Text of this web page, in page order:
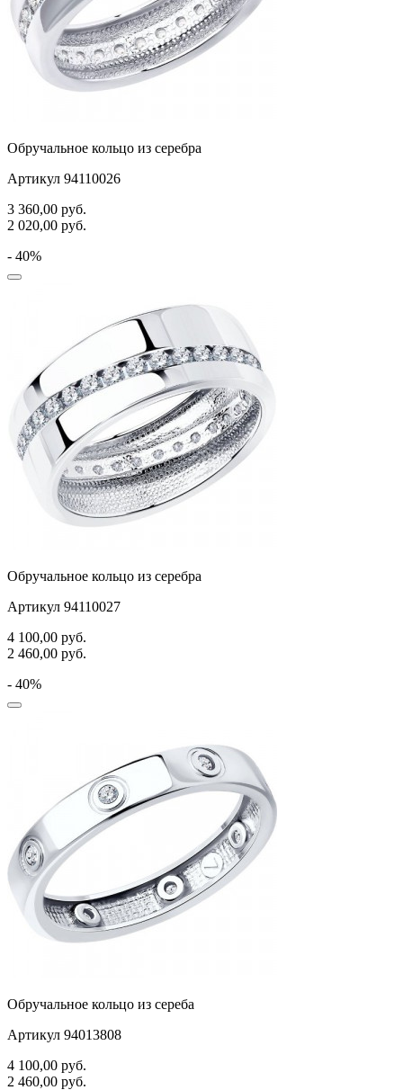
Обручальное кольцо из серебра
Артикул 94110026
3 360,00 руб.
2 020,00 руб.
- 40%
Обручальное кольцо из серебра
Артикул 94110027
4 100,00 руб.
2 460,00 руб.
- 40%
Обручальное кольцо из сереба
Артикул 94013808
4 100,00 руб.
2 460,00 руб.